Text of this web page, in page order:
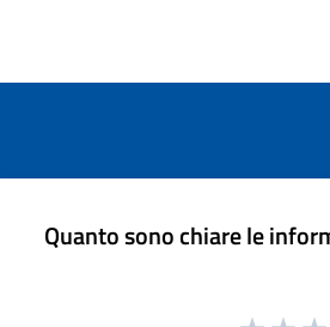
Quanto sono chiare le